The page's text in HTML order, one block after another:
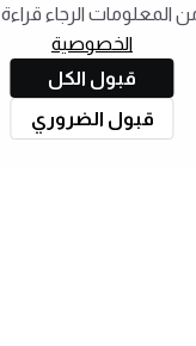
المعلومات الرجاء قراءة
الخصوصية
قبول الكل
قبول الضروري